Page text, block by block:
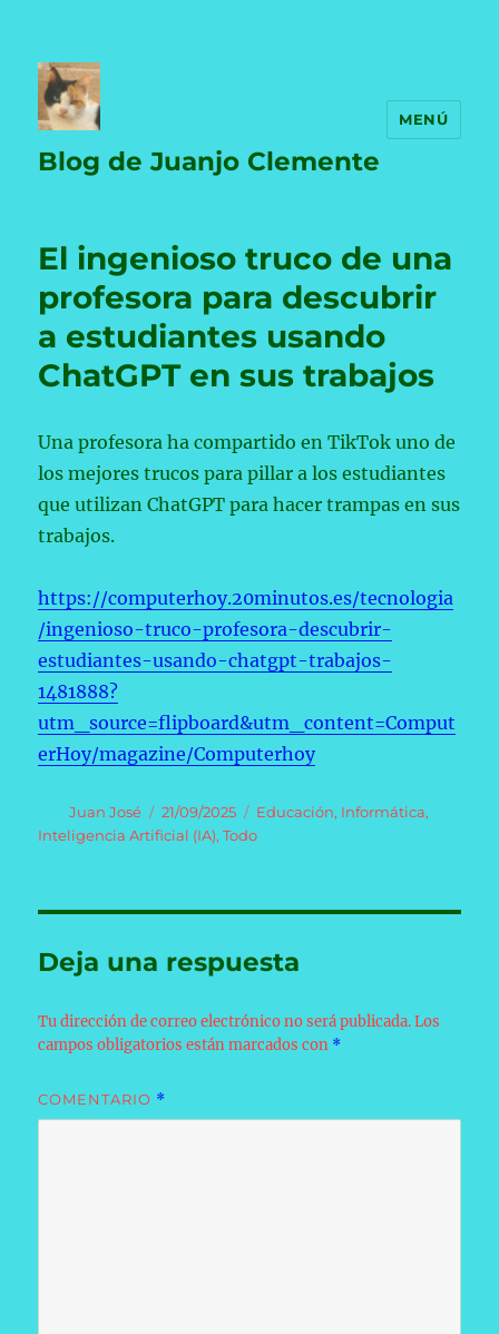
Blog de Juanjo Clemente
MENÚ
El ingenioso truco de una
profesora para descubrir
a estudiantes usando
ChatGPT en sus trabajos
Una profesora ha compartido en TikTok uno de
los mejores trucos para pillar a los estudiantes
que utilizan ChatGPT para hacer trampas en sus
trabajos.
https://computerhoy.20minutos.es/tecnologia
/ingenioso-truco-profesora-descubrir-
estudiantes-usando-chatgpt-trabajos-
1481888?
utm_source=flipboard&utm_content=Comput
erHoy/magazine/Computerhoy
Autor
Juan José
Publicado
el
21/09/2025 Categorías
Educación, Informática,
Inteligencia Artificial (IA),Todo
Deja una respuesta
Tu dirección de correo electrónico no será publicada. Los
campos obligatorios están marcados con *
COMENTARIO *